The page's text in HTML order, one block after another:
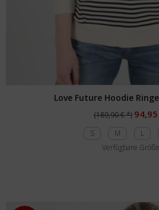
Love Future Hoodie
(189,90 € *)
S M L
Verfügbare